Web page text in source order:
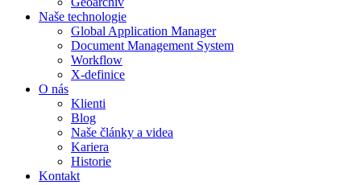
Naše technologie
Global Application Manager
Document Management System
Workflow
X-definice
O nás
Klienti
Blog
Naše články a videa
Kariera
Historie
Kontakt